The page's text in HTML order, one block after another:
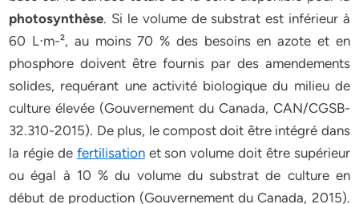
photosynthèse. Si le volume de substrat est inférieur à
60 L⋅m-², au moins 70 % des besoins en azote et en
phosphore doivent être fournis par des amendements
solides, requérant une activité biologique du milieu de
culture élevée (Gouvernement du Canada, CAN/CGSB-
32.310-2015). De plus, le compost doit être intégré dans
la régie de fertilisationet son volume doit être supérieur
ou égal à 10 % du volume du substrat de culture en
début de production (Gouvernement du Canada, 2015).